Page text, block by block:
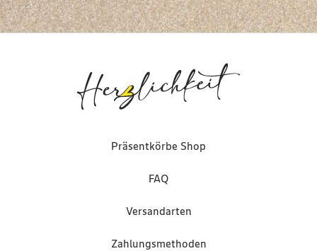
Präsentkörbe Shop
FAQ
Versandarten
Zahlungsmethoden